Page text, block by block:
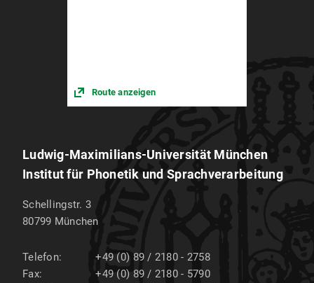
Route anzeigen
Ludwig-Maximilians-Universität München
Institut für Phonetik und Sprachverarbeitung
Schellingstr. 3
80799 München
Telefon:
+49 (0) 89 / 2180 - 2758
Fax:
+49 (0) 89 / 2180 - 5790